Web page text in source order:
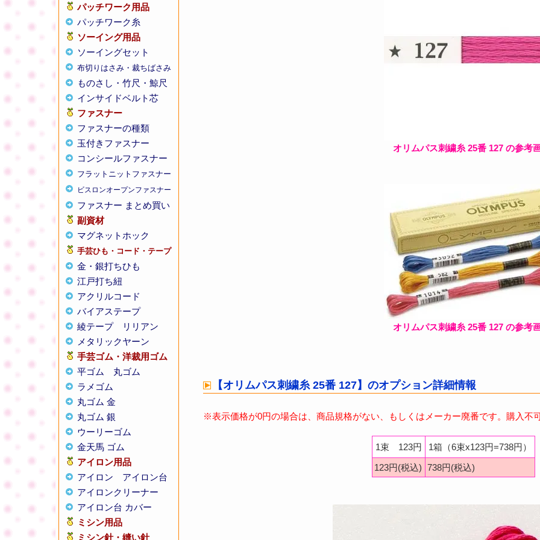
パッチワーク用品
パッチワーク糸
ソーイング用品
ソーイングセット
布切りはさみ・裁ちばさみ
ものさし・竹尺・鯨尺
インサイドベルト芯
ファスナー
ファスナーの種類
玉付きファスナー
コンシールファスナー
フラットニットファスナー
ビスロンオープンファスナー
ファスナー まとめ買い
副資材
マグネットホック
手芸ひも・コード・テープ
金・銀打ちひも
江戸打ち紐
アクリルコード
バイアステープ
綾テープ
リリアン
メタリックヤーン
手芸ゴム・洋裁用ゴム
平ゴム
丸ゴム
ラメゴム
丸ゴム 金
丸ゴム 銀
ウーリーゴム
金天馬 ゴム
アイロン用品
アイロン
アイロン台
アイロンクリーナー
アイロン台 カバー
ミシン用品
ミシン針・縫い針
オリムパス刺繍糸 25番 127 の参考
オリムパス刺繍糸 25番 127 の参考